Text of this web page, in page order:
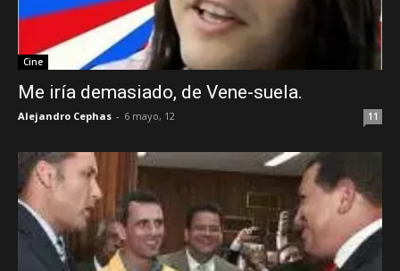
Cine
Me iría demasiado, de Vene-suela.
Alejandro Cephas - 6 mayo, 12 11